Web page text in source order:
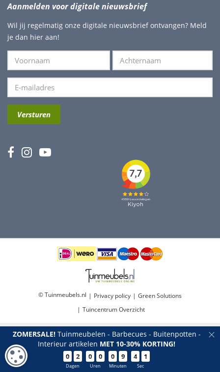
ZOMERSALE!Tuinmeubelen - Barbecues - Buitenpotten -
Interieur artikelen MET 10-30% KORTING!
0 2
Dagen
0 0
Uren
0 9
Minuten
4 1
Sec
Loungestoelhoes ca 100x100x70cm grs
Aanmelden voor digitale nieuwsbrief
Wil jij regelmatig onze digitale nieuwsbrief ontvangen? Meld
je dan hier aan!
© Tuinmeubels.nl Privacy policy
Green Solutions
Tuincentrum Overzicht
COOKIE-INSTELLINGEN